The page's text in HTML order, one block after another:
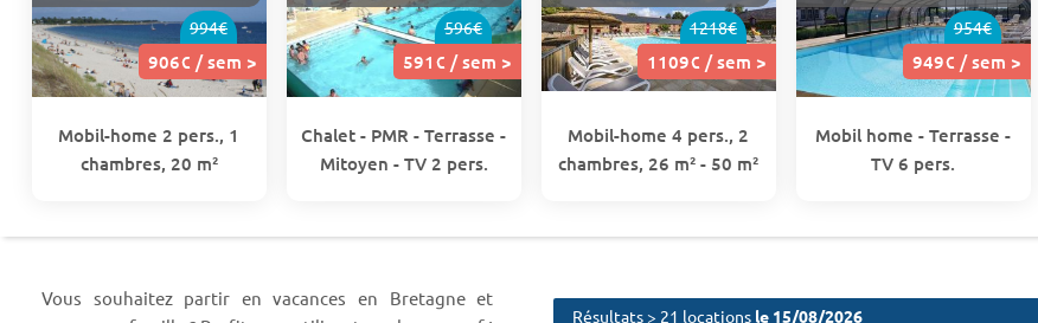
994€
906€ / sem >
Mobil-home 2 pers., 1
chambres, 20 m²
596€
591€ / sem >
Chalet - PMR - Terrasse -
Mitoyen - TV 2 pers.
1218€
1109€ / sem >
Mobil-home 4 pers., 2
chambres, 26 m² - 50 m²
954€
949€ / sem >
Mobil home - Terrasse -
TV 6 pers.
Vous souhaitez partir en vacances en Bretagne et
Résultats > 21 locations le 15/08/2026